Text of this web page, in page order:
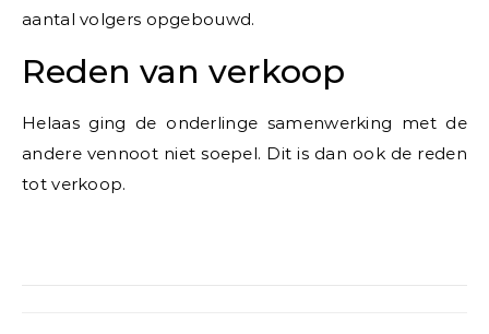
aantal volgers opgebouwd.
Reden van verkoop
Helaas ging de onderlinge samenwerking met de
andere vennoot niet soepel. Dit is dan ook de reden
tot verkoop.